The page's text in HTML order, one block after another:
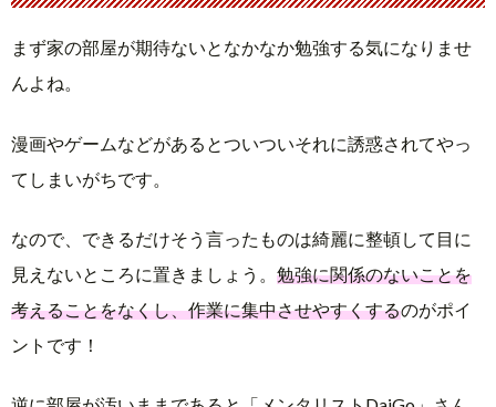
まず家の部屋が期待ないとなかなか勉強する気になりませ
んよね。
漫画やゲームなどがあるとついついそれに誘惑されてやっ
てしまいがちです。
なので、できるだけそう言ったものは綺麗に整頓して目に
見えないところに置きましょう。 勉強に関係のないことを
考えることをなくし、作業に集中させやすくするのがポイ
ントです！